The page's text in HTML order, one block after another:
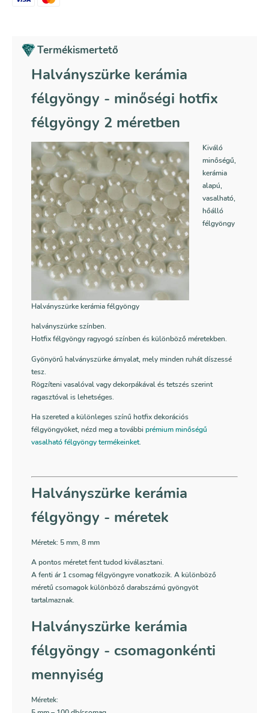
Termékismertető
Halványszürke kerámia
félgyöngy - minőségi hotfix
félgyöngy 2 méretben
Halványszürke kerámia félgyöngy
Kiváló
minőségű,
kerámia
alapú,
vasalható,
hőálló
félgyöngy
halványszürke színben.
Hotfix félgyöngy ragyogó színben és különböző méretekben.
Gyönyörű halványszürke árnyalat, mely minden ruhát díszessé
tesz.
Rögzíteni vasalóval vagy dekorpákával és tetszés szerint
ragasztóval is lehetséges.
Ha szereted a különleges színű hotfix dekorációs
félgyöngyöket, nézd meg a további prémium minőségű
vasalható félgyöngy termékeinket.
Halványszürke kerámia
félgyöngy - méretek
Méretek: 5mm, 8 mm
A pontos méretet fent tudod kiválasztani.
A fenti ár 1 csomag félgyöngyre vonatkozik. A különböző
méretű csomagok különböző darabszámú gyöngyöt
tartalmaznak.
Halványszürke kerámia
félgyöngy - csomagonkénti
mennyiség
Méretek: